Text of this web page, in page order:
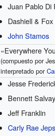
Juan Pablo Di
Dashiell &
John Stamos
«Everywhere
(compuesto por
interpretado por
Jesse
Bennett Salvay
Jeff Franklin
Carly Rae